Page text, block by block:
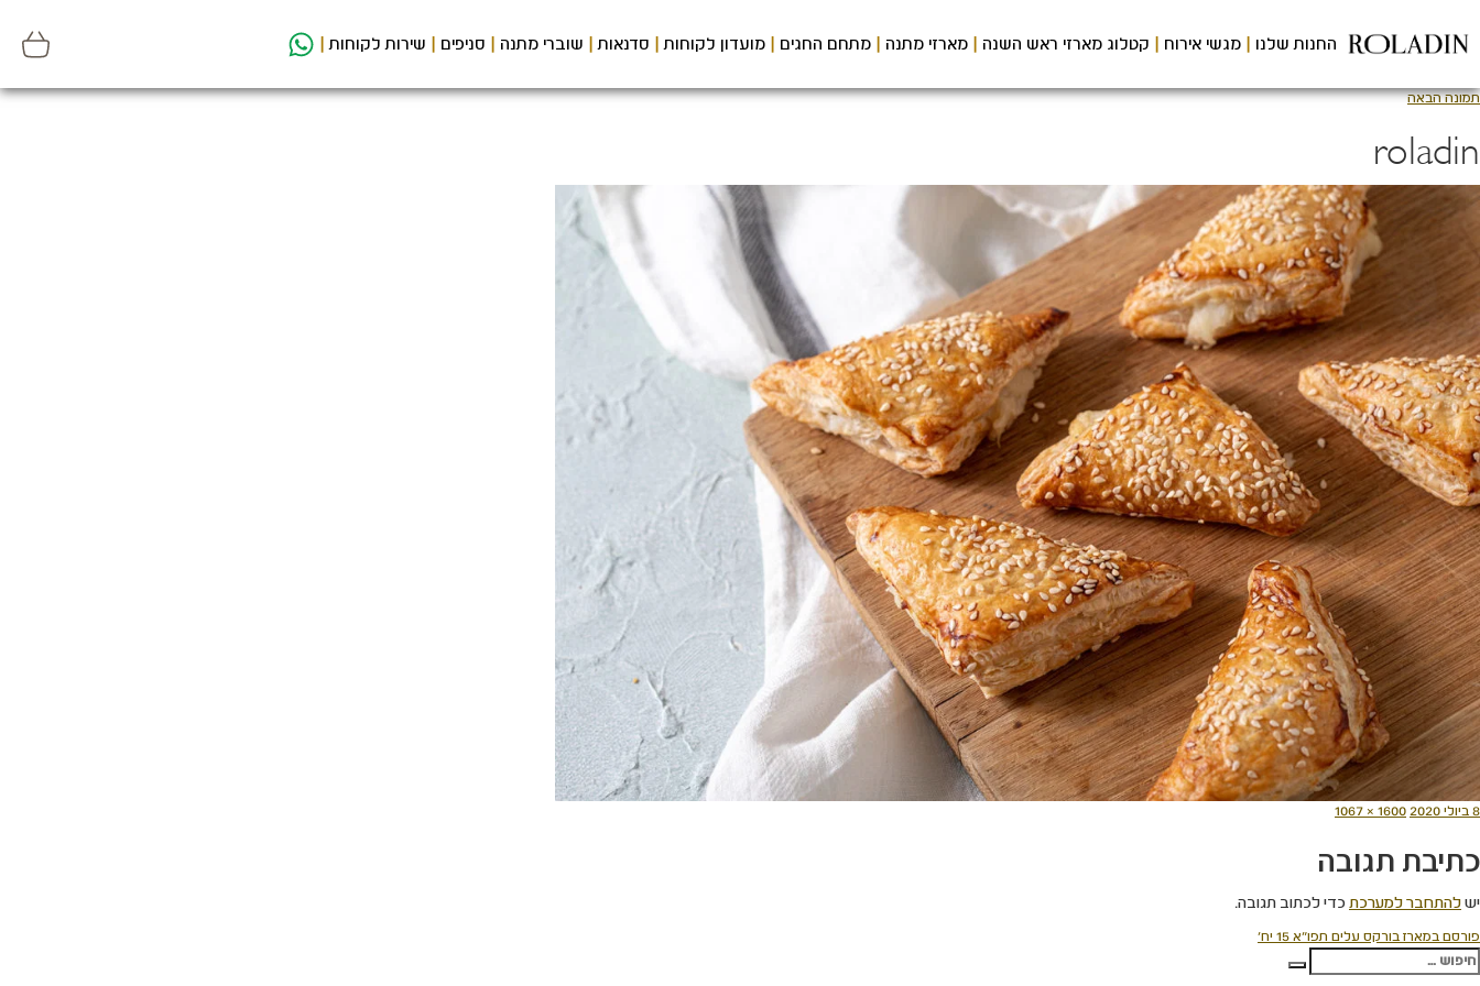
לתוכן
המרכזי
החנות שלנו מגשי אירוח קטלוג מארזי ראש השנה מארזי מתנה מתחם החגים מועדון לקוחות סדנאות שוברי מתנה סניפים שירות לקוחות
תמונה הבאה
roladin
פורסם
8 ביולי 2020
מסך
1600 × 1067
כתיבת תגובה
ישלהתחבר למערכתכדי לכתוב תגובה.
ניווט
פורסם במארז בורקס עלים תפו"א 15 יח'
חפש:
חיפוש